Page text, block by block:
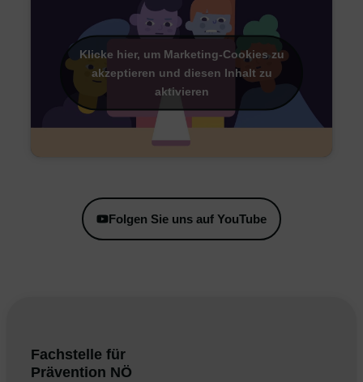
Klicke hier, um Marketing-Cookies zu
akzeptieren und diesen Inhalt zu
aktivieren
Folgen Sie uns auf YouTube
Fachstelle für
Prävention NÖ